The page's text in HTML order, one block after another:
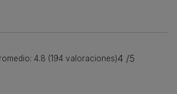
4.8 (194 valoraciones)4 /5